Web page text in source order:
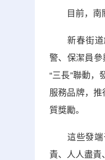
目前，南關
新春街道創
警、保潔員參
“三長”聯動，
服務品牌，
質獎勵。
這些發端于
責、人人盡責